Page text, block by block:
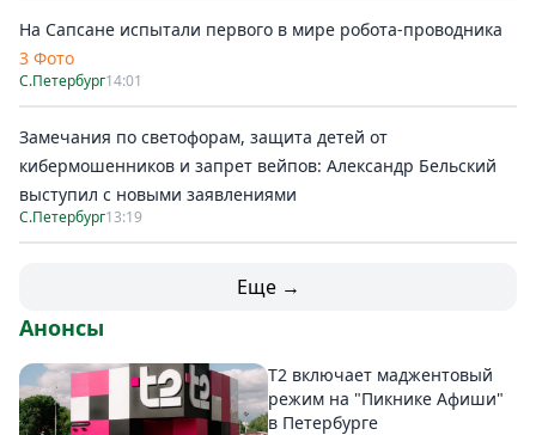
На Сапсане испытали первого в мире робота-проводника
3 Фото
С.Петербург14:01
Замечания по светофорам, защита детей от
кибермошенников и запрет вейпов: Александр Бельский
выступил с новыми заявлениями
С.Петербург13:19
Еще →
Анонсы
Т2 включает маджентовый
режим на "Пикнике Афиши"
в Петербурге